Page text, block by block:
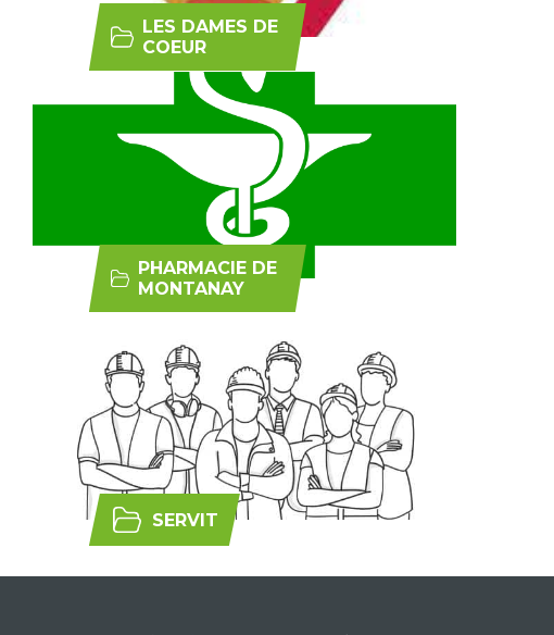
LES DAMES DE
COEUR
PHARMACIE DE
MONTANAY
SERVIT